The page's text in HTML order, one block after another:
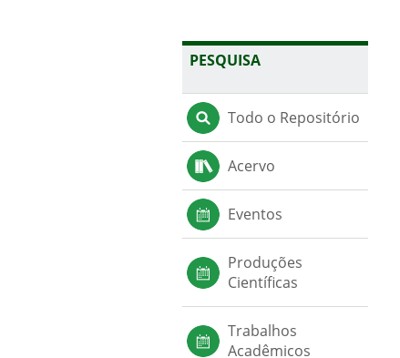
PESQUISA
Todo o Repositório
Acervo
Eventos
Produções
Científicas
Trabalhos
Acadêmicos